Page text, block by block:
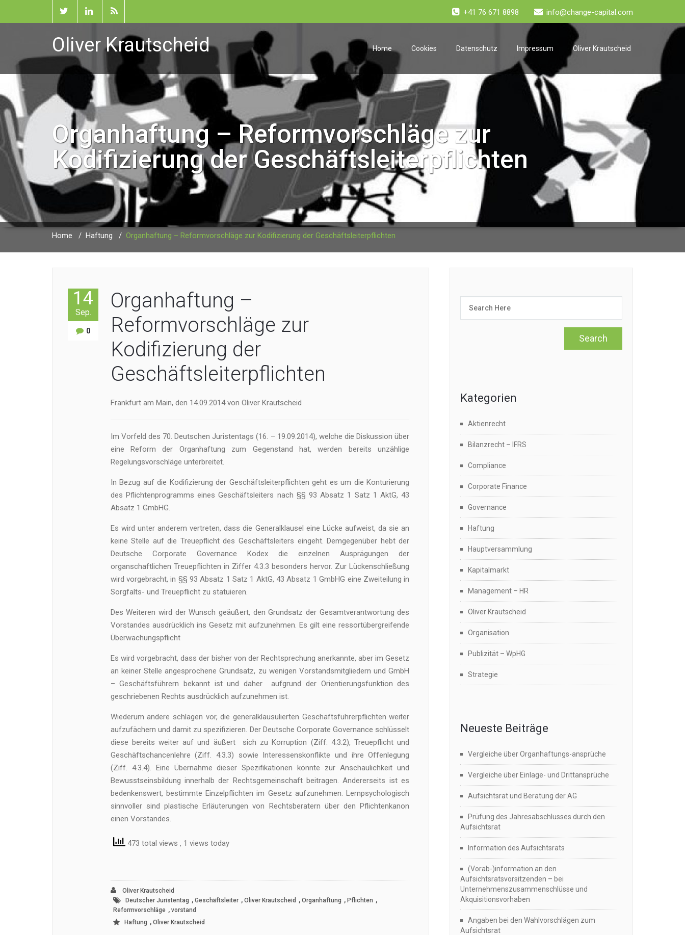
+41 76 671 8898 info@change-capital.com
Oliver Krautscheid Home Cookies Datenschutz Impressum Oliver Krautscheid
Organhaftung – Reformvorschläge zur
Kodifizierung der Geschäftsleiterpflichten
Home / Haftung / Organhaftung – Reformvorschläge zur Kodifizierung der Geschäftsleiterpflichten
14
Sep.
0
Organhaftung –
Reformvorschläge zur
Kodifizierung der
Geschäftsleiterpflichten
Frankfurt am Main, den 14.09.2014 von Oliver Krautscheid
Im Vorfeld des 70. Deutschen Juristentags (16. – 19.09.2014), welche die Diskussion über
eine Reform der Organhaftung zum Gegenstand hat, werden bereits unzählige
Regelungsvorschläge unterbreitet.
In Bezug auf die Kodifizierung der Geschäftsleiterpflichten geht es um die Konturierung
des Pflichtenprogramms eines Geschäftsleiters nach §§ 93 Absatz 1 Satz 1 AktG, 43
Absatz 1 GmbHG.
Es wird unter anderem vertreten, dass die Generalklausel eine Lücke aufweist, da sie an
keine Stelle auf die Treuepflicht des Geschäftsleiters eingeht. Demgegenüber hebt der
Deutsche Corporate Governance Kodex die einzelnen Ausprägungen der
organschaftlichen Treuepflichten in Ziffer 4.3.3 besonders hervor. Zur Lückenschließung
wird vorgebracht, in §§ 93 Absatz 1 Satz 1 AktG, 43 Absatz 1 GmbHG eine Zweiteilung in
Sorgfalts- und Treuepflicht zu statuieren.
Des Weiteren wird der Wunsch geäußert, den Grundsatz der Gesamtverantwortung des
Vorstandes ausdrücklich ins Gesetz mit aufzunehmen. Es gilt eine ressortübergreifende
Überwachungspflicht
Es wird vorgebracht, dass der bisher von der Rechtsprechung anerkannte, aber im Gesetz
an keiner Stelle angesprochene Grundsatz, zu wenigen Vorstandsmitgliedern und GmbH
– Geschäftsführern bekannt ist und daher aufgrund der Orientierungsfunktion des
geschriebenen Rechts ausdrücklich aufzunehmen ist.
Wiederum andere schlagen vor, die generalklausulierten Geschäftsführerpflichten weiter
aufzufächern und damit zu spezifizieren. Der Deutsche Corporate Governance schlüsselt
diese bereits weiter auf und äußert sich zu Korruption (Ziff. 4.3.2), Treuepflicht und
Geschäftschancenlehre (Ziff. 4.3.3) sowie Interessenskonflikte und ihre Offenlegung
(Ziff. 4.3.4). Eine Übernahme dieser Spezifikationen könnte zur Anschaulichkeit und
Bewusstseinsbildung innerhalb der Rechtsgemeinschaft beitragen. Andererseits ist es
bedenkenswert, bestimmte Einzelpflichten im Gesetz aufzunehmen. Lernpsychologisch
sinnvoller sind plastische Erläuterungen von Rechtsberatern über den Pflichtenkanon
einen Vorstandes.
473 total views , 1 views today
Oliver Krautscheid
Deutscher Juristentag , Geschäftsleiter , Oliver Krautscheid , Organhaftung , Pflichten ,
Reformvorschläge , vorstand
Haftung , Oliver Krautscheid
Kategorien
Aktienrecht
Bilanzrecht – IFRS
Compliance
Corporate Finance
Governance
Haftung
Hauptversammlung
Kapitalmarkt
Management – HR
Oliver Krautscheid
Organisation
Publizität – WpHG
Strategie
Neueste Beiträge
Vergleiche über Organhaftungs-ansprüche
Vergleiche über Einlage- und Drittansprüche
Aufsichtsrat und Beratung der AG
Prüfung des Jahresabschlusses durch den
Aufsichtsrat
Information des Aufsichtsrats
(Vorab-)information an den
Aufsichtsratsvorsitzenden – bei
Unternehmenszusammenschlüsse und
Akquisitionsvorhaben
Angaben bei den Wahlvorschlägen zum
Aufsichtsrat